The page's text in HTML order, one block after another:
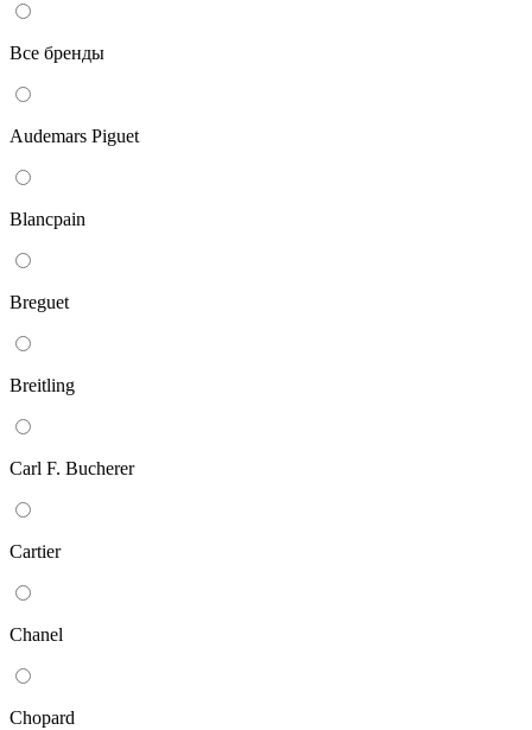
Все бренды
Audemars Piguet
Blancpain
Breguet
Breitling
Carl F. Bucherer
Cartier
Chanel
Chopard